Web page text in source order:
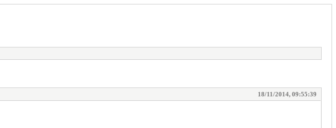
18/11/2014, 09:55:39